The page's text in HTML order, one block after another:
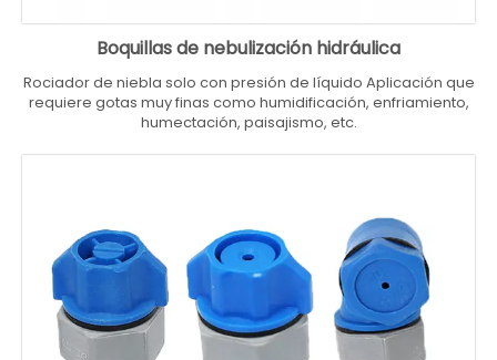
Boquillas de nebulización hidráulica
Rociador de niebla solo con presión de líquido Aplicación que
requiere gotas muy finas como humidificación, enfriamiento,
humectación, paisajismo, etc.